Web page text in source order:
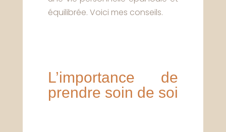
équilibrée. Voici mes conseils.
L’importance de
prendre soin de soi